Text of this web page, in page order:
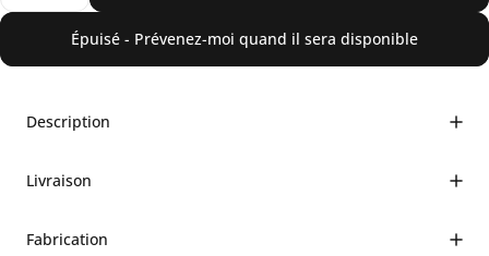
Épuisé - Prévenez-moi quand il sera disponible
Description
Livraison
Fabrication